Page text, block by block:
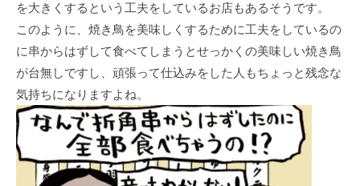
を大きくするという工夫をしているお店もあるそうです。
このように、焼き鳥を美味しくするために工夫をしているの
に串からはずして食べてしまうとせっかくの美味しい焼き鳥
が台無しですし、頑張って仕込みをした人もちょっと残念な
気持ちになりますよね。